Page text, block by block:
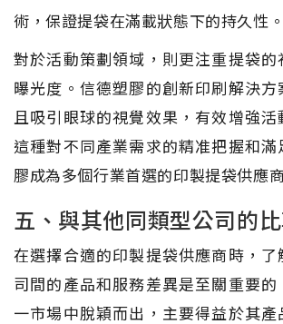
術，保證提袋在滿載狀態下的持久性。
對於活動策劃領域，則更注重提袋的
曝光度。信德塑膠的創新印刷解決方
且吸引眼球的視覺效果，有效增強活
這種對不同產業需求的精准把握和滿
膠成為多個行業首選的印製提袋供應商
五、與其他同類型公司的
在選擇合適的印製提袋供應商時，了
司間的產品和服務差異是至關重要的
一市場中脫穎而出，主要得益於其產